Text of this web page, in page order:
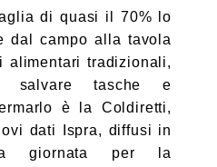
di quasi il 70% lo
dal campo alla tavola
alimentari tradizionali,
salvare tasche e
è la Coldiretti,
dati Ispra, diffusi in
giornata per la